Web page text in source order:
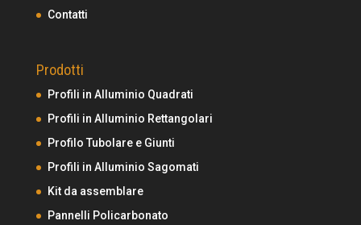
Contatti
Prodotti
Profili in Alluminio Quadrati
Profili in Alluminio Rettangolari
Profilo Tubolare e Giunti
Profili in Alluminio Sagomati
Kit da assemblare
Pannelli Policarbonato